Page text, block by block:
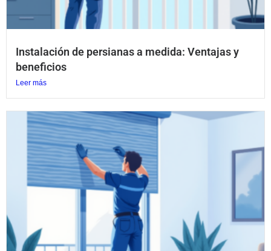
Instalación de persianas a medida: Ventajas y
beneficios
Leer más